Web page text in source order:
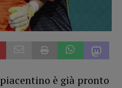
piacentino è già pronto